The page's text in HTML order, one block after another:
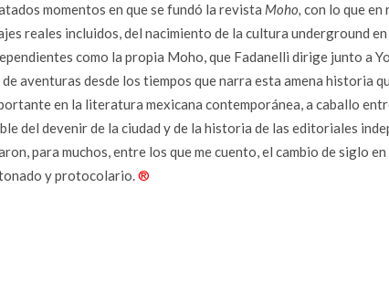
momentos en que se fundó la revista Moho, con lo que en
reales incluidos, del nacimiento de la cultura underground en
como la propia Moho, que Fadanelli dirige junto a
aventuras desde los tiempos que narra esta amena historia
en la literatura mexicana contemporánea, a caballo
del devenir de la ciudad y de la historia de las editoriales
para muchos, entre los que me cuento, el cambio de siglo en
y protocolario.®